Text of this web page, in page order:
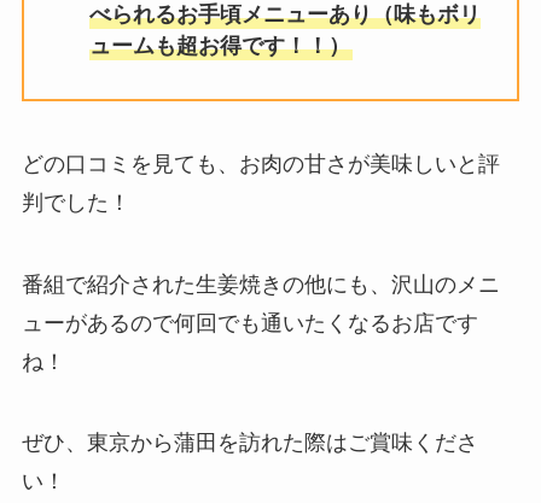
べられるお手頃メニューあり（味もボリ
ュームも超お得です！！）
どの口コミを見ても、お肉の甘さが美味しいと評
判でした！
番組で紹介された生姜焼きの他にも、沢山のメニ
ューがあるので何回でも通いたくなるお店です
ね！
ぜひ、東京から蒲田を訪れた際はご賞味くださ
い！